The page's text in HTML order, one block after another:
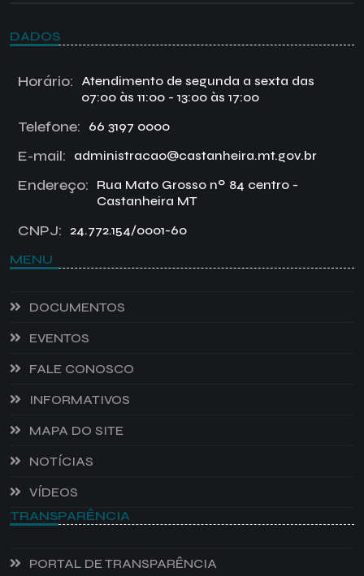
DADOS
Horário:
Atendimento de segunda a sexta das
07:00 às 11:00 - 13:00 às 17:00
Telefone: 66 3197 0000
E-mail: administracao@castanheira.mt.gov.br
Endereço:
Rua Mato Grosso nº 84 centro -
Castanheira MT
CNPJ: 24.772.154/0001-60
MENU
DOCUMENTOS
EVENTOS
FALE CONOSCO
INFORMATIVOS
MAPA DO SITE
NOTÍCIAS
VÍDEOS
TRANSPARÊNCIA
PORTAL DE TRANSPARÊNCIA